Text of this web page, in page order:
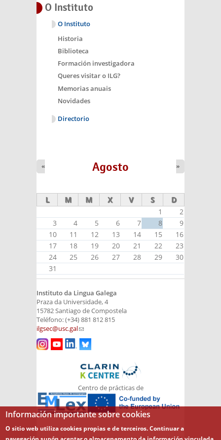
O Instituto
O Instituto
Historia
Biblioteca
Formación investigadora
Queres visitar o ILG?
Memorias anuais
Novidades
Directorio
Agosto
« »
L M M X V S D
1
2
3
4 5 6 7 8
9
10
11 12 13 14 15
16
17
18 19 20 21 22
23
24
25 26 27 28 29
30
31
Instituto da Lingua Galega
Praza da Universidade, 4
15782 Santiago de Compostela
Teléfono: (+34) 881 812 815
ilgsec@usc.gal(link sends e-mail)
Centro de prácticas de
Información importante sobre cookies
O sitio web utiliza cookies propias e de terceiros. Continuar a